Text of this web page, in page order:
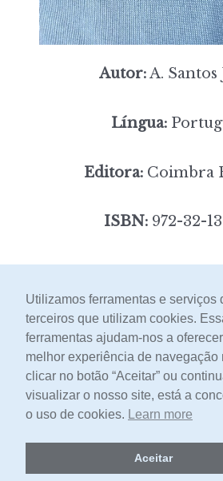
Autor:A. Santos
Língua:
Editora: Coimbra
ISBN: 972-32-
[portes
Contacto
2026 -Livraria
Utilizamos ferramentas e serviços
terceiros que utilizam cookies.
ferramentas ajudam-nos a
melhor experiência de navegação
clicar no botão “Aceitar” ou
visualizar o nosso site, está a
o uso de cookies. Learn more
Aceitar